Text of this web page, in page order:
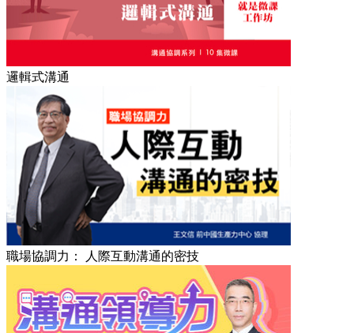
邏輯式溝通
職場協調力： 人際互動溝通的密技